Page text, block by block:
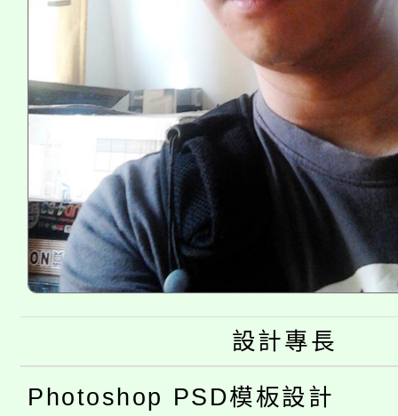
設計專長
Photoshop PSD模板設計